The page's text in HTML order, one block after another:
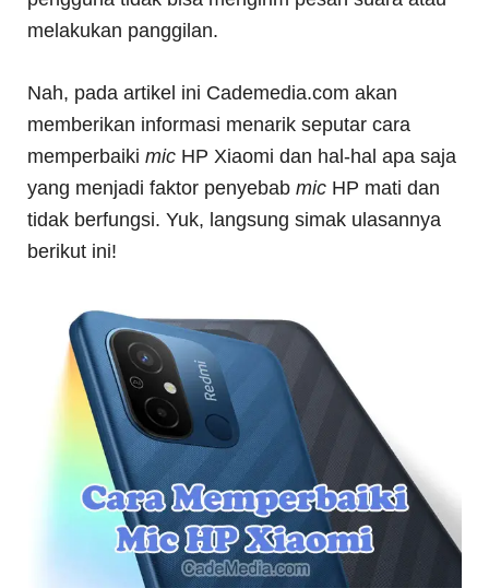
melakukan panggilan.
Nah, pada artikel ini Cademedia.com akan
memberikan informasi menarik seputar cara
memperbaikimic HP Xiaomi dan hal-hal apa saja
yang menjadi faktor penyebabmic HP mati dan
tidak berfungsi. Yuk, langsung simak ulasannya
berikut ini!